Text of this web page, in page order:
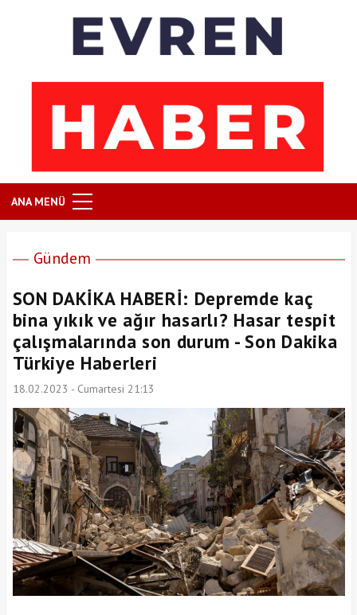
ANA MENÜ
Gündem
SON DAKİKA HABERİ: Depremde kaç
bina yıkık ve ağır hasarlı? Hasar tespit
çalışmalarında son durum - Son Dakika
Türkiye Haberleri
18.02.2023 - Cumartesi 21:13